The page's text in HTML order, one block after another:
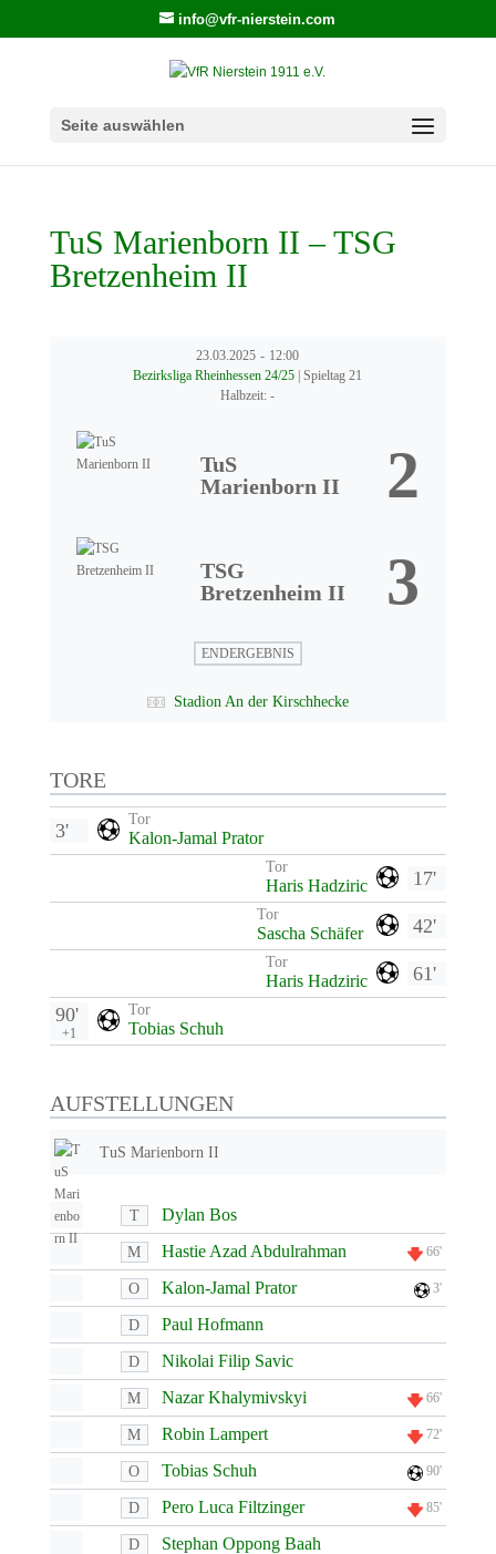
info@vfr-nierstein.com
Seite auswählen
TuS Marienborn II – TSG
Bretzenheim II
23.03.2025 - 12:00
Bezirksliga Rheinhessen 24/25 | Spieltag 21
Halbzeit: -
TuS
Marienborn II
2
TSG
Bretzenheim II
3
ENDERGEBNIS
Stadion An der Kirschhecke
TORE
Tor
Kalon-Jamal Prator
3'
17'
Tor
Haris Hadziric
42'
Tor
Sascha Schäfer
61'
Tor
Haris Hadziric
Tor
Tobias Schuh
90'
+1
AUFSTELLUNGEN
TuS Marienborn II
T Dylan Bos
M Hastie Azad Abdulrahman 66'
O Kalon-Jamal Prator 3'
D Paul Hofmann
D Nikolai Filip Savic
M Nazar Khalymivskyi 66'
M Robin Lampert 72'
O Tobias Schuh 90'
D Pero Luca Filtzinger 85'
D Stephan Oppong Baah